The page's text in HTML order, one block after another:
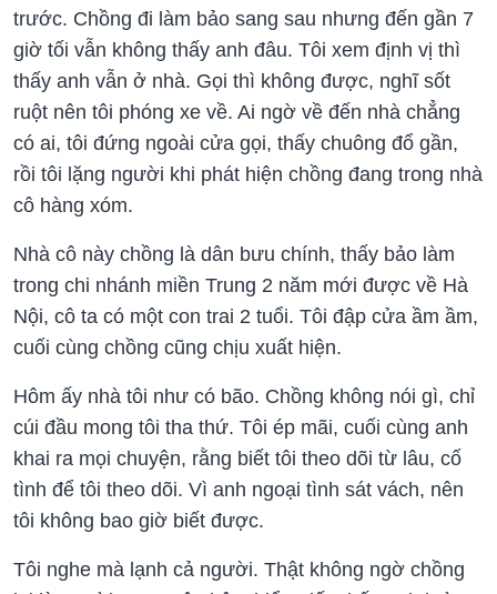
trước. Chồng đi làm bảo sang sau nhưng đến gần 7
giờ tối vẫn không thấy anh đâu. Tôi xem định vị thì
thấy anh vẫn ở nhà. Gọi thì không được, nghĩ sốt
ruột nên tôi phóng xe về. Ai ngờ về đến nhà chẳng
có ai, tôi đứng ngoài cửa gọi, thấy chuông đổ gần,
rồi tôi lặng người khi phát hiện chồng đang trong nhà
cô hàng xóm.
Nhà cô này chồng là dân bưu chính, thấy bảo làm
trong chi nhánh miền Trung 2 năm mới được về Hà
Nội, cô ta có một con trai 2 tuổi. Tôi đập cửa ầm ầm,
cuối cùng chồng cũng chịu xuất hiện.
Hôm ấy nhà tôi như có bão. Chồng không nói gì, chỉ
cúi đầu mong tôi tha thứ. Tôi ép mãi, cuối cùng anh
khai ra mọi chuyện, rằng biết tôi theo dõi từ lâu, cố
tình để tôi theo dõi. Vì anh ngoại tình sát vách, nên
tôi không bao giờ biết được.
Tôi nghe mà lạnh cả người. Thật không ngờ chồng